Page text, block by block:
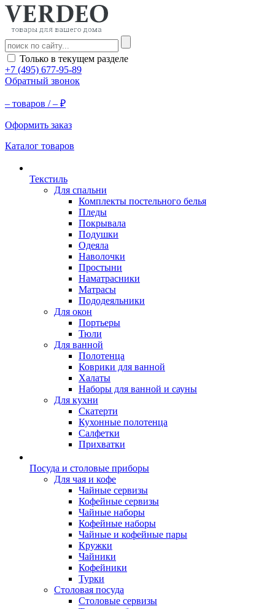
Только в текущем разделе
+7 (495) 677-95-89
Обратный звонок
– товаров /– ₽
Оформить заказ
Каталог товаров
Текстиль
Для спальни
Комплекты постельного белья
Пледы
Покрывала
Подушки
Одеяла
Наволочки
Простыни
Наматрасники
Матрасы
Пододеяльники
Для окон
Портьеры
Тюли
Для ванной
Полотенца
Коврики для ванной
Халаты
Наборы для ванной и сауны
Для кухни
Скатерти
Кухонные полотенца
Салфетки
Прихватки
Посуда и столовые приборы
Для чая и кофе
Чайные сервизы
Кофейные сервизы
Чайные наборы
Кофейные наборы
Чайные и кофейные пары
Кружки
Чайники
Кофейники
Турки
Столовая посуда
Столовые сервизы